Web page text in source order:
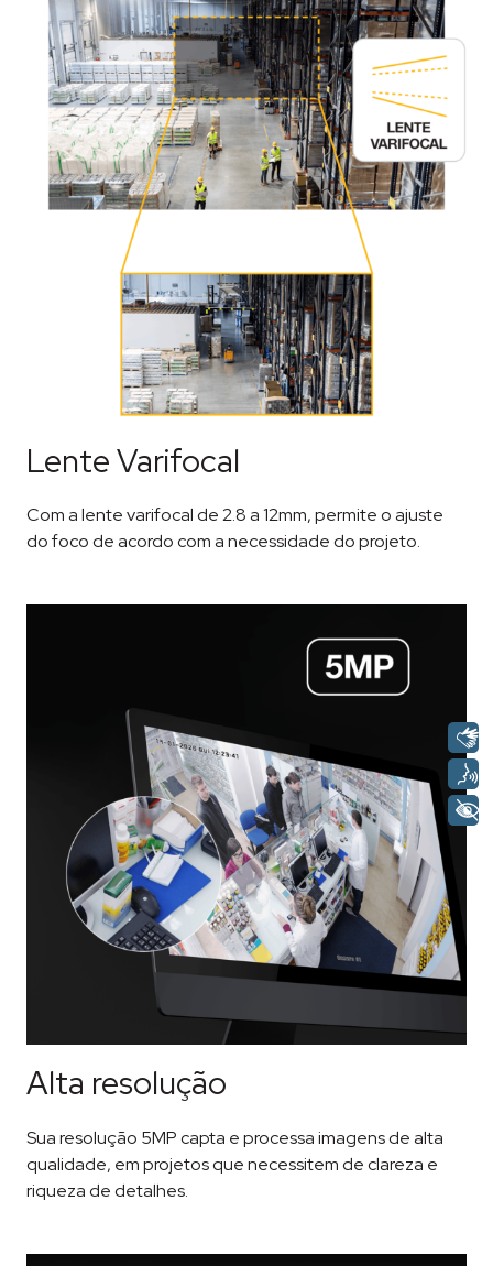
Lente Varifocal
Com a lente varifocal de 2.8 a 12mm, permite o ajuste
do foco de acordo com a necessidade do projeto.
Alta resolução
Sua resolução 5MP capta e processa imagens de alta
qualidade, em projetos que necessitem de clareza e
riqueza de detalhes.